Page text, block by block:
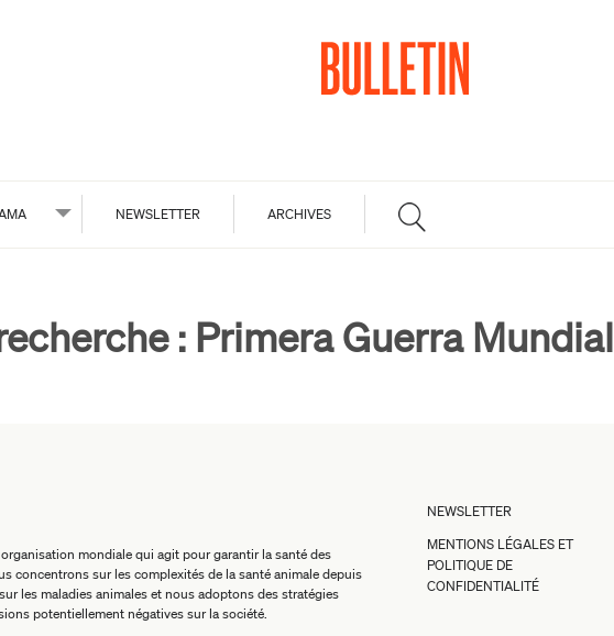
NEWSLETTER ARCHIVES
: Primera Guerra Mundial
organisation mondiale qui agit pour garantir la santé des
concentrons sur les complexités de la santé animale depuis
les maladies animales et nous adoptons des stratégies
potentiellement négatives sur la société.
NEWSLETTER
MENTIONS LÉGALES ET
POLITIQUE DE
CONFIDENTIALITÉ